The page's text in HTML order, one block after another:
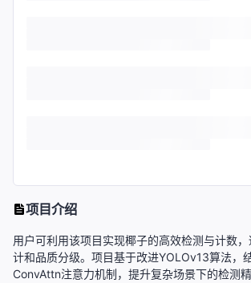
项目介绍
用户可利用该项目实现椰子的高效检测与计数
计和品质分级。项目基于改进YOLOv13算法，
ConvAttn注意力机制，提升复杂场景下的检测